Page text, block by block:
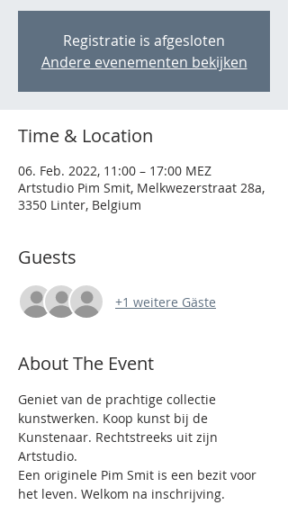
Registratie is afgesloten
Andere evenementen bekijken
Time & Location
06. Feb. 2022, 11:00 – 17:00 MEZ
Artstudio Pim Smit, Melkwezerstraat 28a,
3350 Linter, Belgium
Guests
+1 weitere Gäste
About The Event
Geniet van de prachtige collectie
kunstwerken. Koop kunst bij de
Kunstenaar. Rechtstreeks uit zijn
Artstudio.
Een originele Pim Smit is een bezit voor
het leven. Welkom na inschrijving.